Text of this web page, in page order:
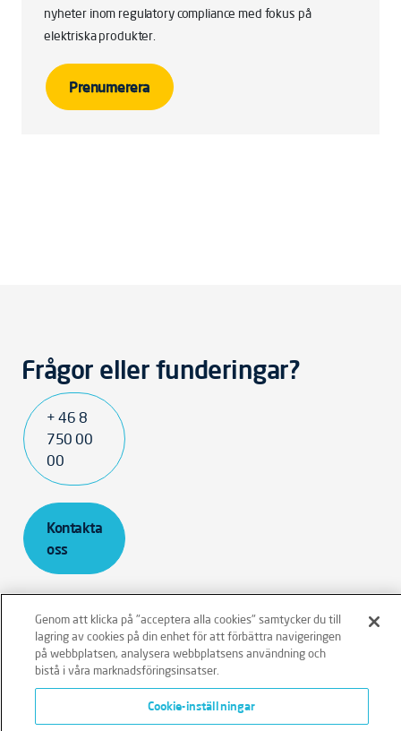
nyheter inom regulatory compliance med fokus på
elektriska produkter.
Prenumerera
Frågor eller funderingar?
+ 46 8
750 00
00
Kontakta
oss
Ansvarsfriskrivning Policies
Klagomålshantering
Genom att klicka på "acceptera alla cookies" samtycker du till
lagring av cookies på din enhet för att förbättra navigeringen
på webbplatsen, analysera webbplatsens användning och
bistå i våra marknadsföringsinsatser.
Cookie-inställningar